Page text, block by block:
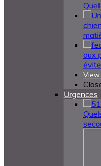
aux
View
Urgences